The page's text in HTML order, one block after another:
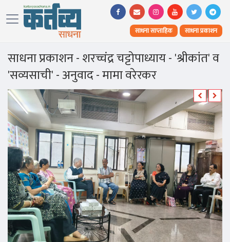
साधना साप्ताहिक साधना प्रकाशन
साधना प्रकाशन - शरच्चंद्र चट्टोपाध्याय - 'श्रीकांत' व
'सव्यसाची' - अनुवाद - मामा वरेरकर